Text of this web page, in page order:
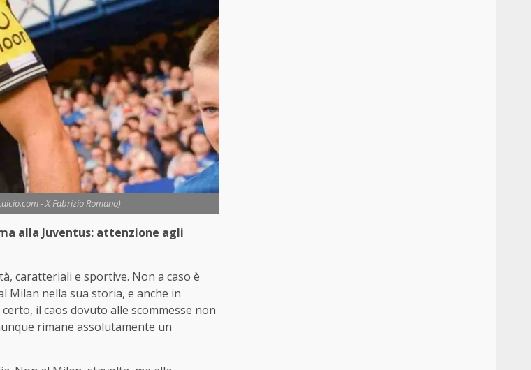
- X Fabrizio Romano)
alla Juventus: attenzione agli
caratteriali e sportive. Non a caso è
Milan nella sua storia, e anche in
il caos dovuto alle scommesse non
rimane assolutamente un